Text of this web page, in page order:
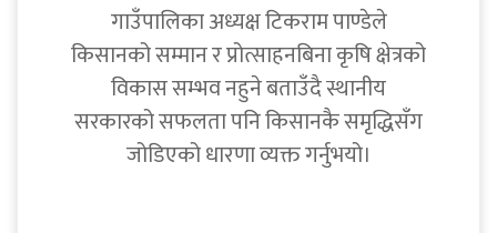
गाउँपालिका अध्यक्ष टिकराम पाण्डेले
किसानको सम्मान र प्रोत्साहनबिना कृषि क्षेत्रको
विकास सम्भव नहुने बताउँदै स्थानीय
सरकारको सफलता पनि किसानकै समृद्धिसँग
जोडिएको धारणा व्यक्त गर्नुभयो।